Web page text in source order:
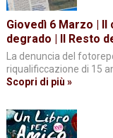
Giovedì 6 Marzo | Il
degrado | Il Resto
La denuncia del
riqualificcazione di 15
Scopri di più »